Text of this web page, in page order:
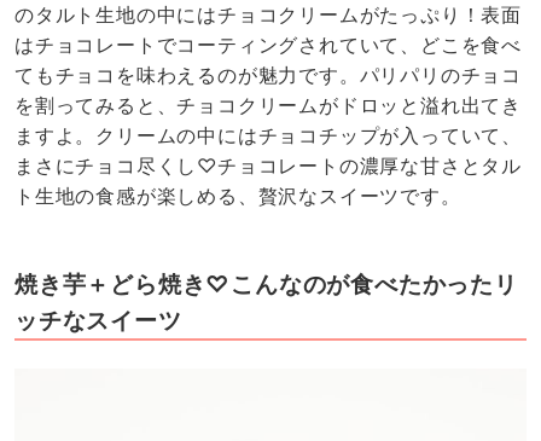
のタルト生地の中にはチョコクリームがたっぷり！表面
はチョコレートでコーティングされていて、どこを食べ
てもチョコを味わえるのが魅力です。パリパリのチョコ
を割ってみると、チョコクリームがドロッと溢れ出てき
ますよ。クリームの中にはチョコチップが入っていて、
まさにチョコ尽くし♡チョコレートの濃厚な甘さとタル
ト生地の食感が楽しめる、贅沢なスイーツです。
焼き芋＋どら焼き♡こんなのが食べたかったリ
ッチなスイーツ